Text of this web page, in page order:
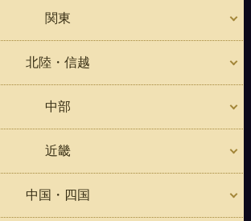
関東
北陸・信越
中部
近畿
中国・四国